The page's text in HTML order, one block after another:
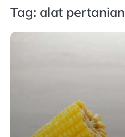
Tag: alat pertanian